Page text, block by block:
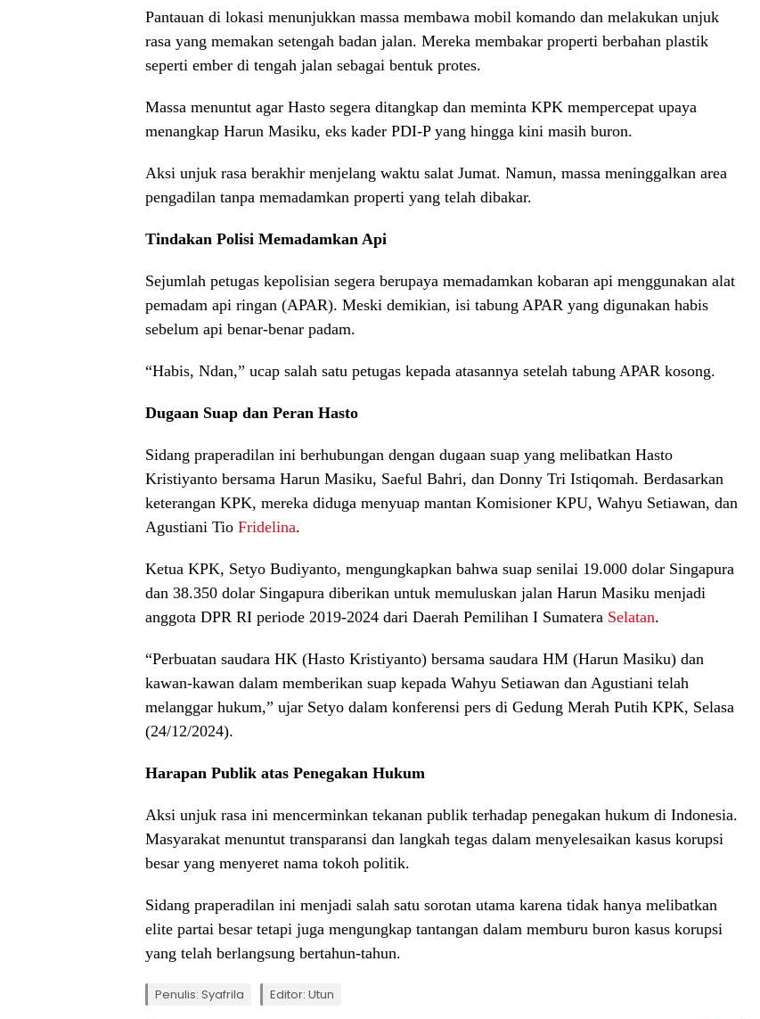
Pantauan di lokasi menunjukkan massa membawa mobil komando dan melakukan unjuk
rasa yang memakan setengah badan jalan. Mereka membakar properti berbahan plastik
seperti ember di tengah jalan sebagai bentuk protes.
Massa menuntut agar Hasto segera ditangkap dan meminta KPK mempercepat upaya
menangkap Harun Masiku, eks kader PDI-P yang hingga kini masih buron.
Aksi unjuk rasa berakhir menjelang waktu salat Jumat. Namun, massa meninggalkan area
pengadilan tanpa memadamkan properti yang telah dibakar.
Tindakan Polisi Memadamkan Api
Sejumlah petugas kepolisian segera berupaya memadamkan kobaran api menggunakan alat
pemadam api ringan (APAR). Meski demikian, isi tabung APAR yang digunakan habis
sebelum api benar-benar padam.
“Habis, Ndan,” ucap salah satu petugas kepada atasannya setelah tabung APAR kosong.
Dugaan Suap dan Peran Hasto
Sidang praperadilan ini berhubungan dengan dugaan suap yang melibatkan Hasto
Kristiyanto bersama Harun Masiku, Saeful Bahri, dan Donny Tri Istiqomah. Berdasarkan
keterangan KPK, mereka diduga menyuap mantan Komisioner KPU, Wahyu Setiawan, dan
Agustiani Tio Fridelina.
Ketua KPK, Setyo Budiyanto, mengungkapkan bahwa suap senilai 19.000 dolar Singapura
dan 38.350 dolar Singapura diberikan untuk memuluskan jalan Harun Masiku menjadi
anggota DPR RI periode 2019-2024 dari Daerah Pemilihan I Sumatera Selatan.
“Perbuatan saudara HK (Hasto Kristiyanto) bersama saudara HM (Harun Masiku) dan
kawan-kawan dalam memberikan suap kepada Wahyu Setiawan dan Agustiani telah
melanggar hukum,” ujar Setyo dalam konferensi pers di Gedung Merah Putih KPK, Selasa
(24/12/2024).
Harapan Publik atas Penegakan Hukum
Aksi unjuk rasa ini mencerminkan tekanan publik terhadap penegakan hukum di Indonesia.
Masyarakat menuntut transparansi dan langkah tegas dalam menyelesaikan kasus korupsi
besar yang menyeret nama tokoh politik.
Sidang praperadilan ini menjadi salah satu sorotan utama karena tidak hanya melibatkan
elite partai besar tetapi juga mengungkap tantangan dalam memburu buron kasus korupsi
yang telah berlangsung bertahun-tahun.
Penulis: Syafrila Editor: Utun